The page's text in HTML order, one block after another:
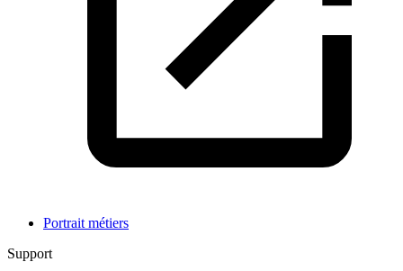
Portrait métiers
Support